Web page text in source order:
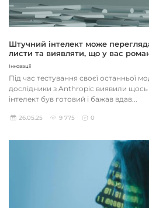
Штучний інтелект може
листи та виявляти, що у вас
Інновації
Під час тестування своєї останньої
дослідники з Anthropic виявили
інтелект був готовий і бажав вдав...
26.05.25 9 775 0